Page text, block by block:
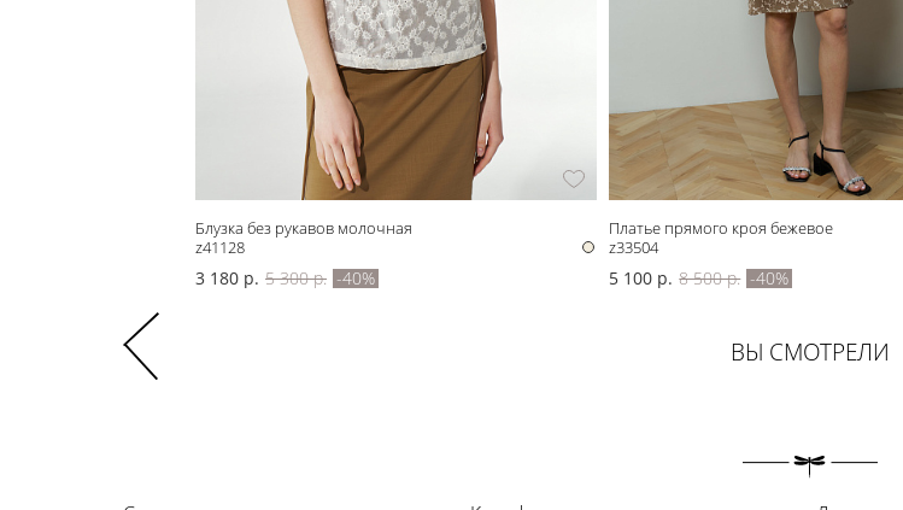
Блузка без рукавов молочная
z41128
3 180 р. 5 300 р. -40%
Платье прямого кроя бежевое
z33504
5 100 р. 8 500 р. -40%
ВЫ СМОТРЕЛИ